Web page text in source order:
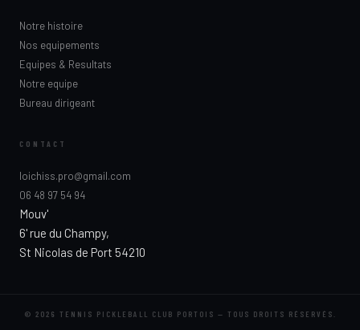
Notre histoire
Nos equipements
Equipes & Resultats
Notre equipe
Bureau dirigeant
CONTACT
loichiss.pro@gmail.com
06 48 97 54 94
Mouv'
6' rue du Champy,
St Nicolas de Port 54210
© 2026 TENNIS PICKLEBALL CLUB PORTOIS — TOUS DROITS RÉSERVÉS.